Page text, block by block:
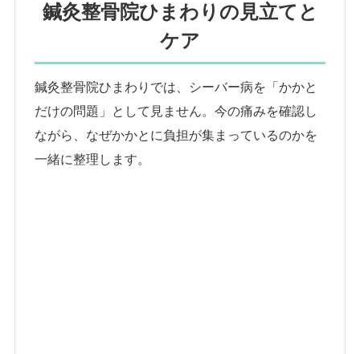
鍼灸整骨院ひまわりの見立てと
ケア
鍼灸整骨院ひまわりでは、シーバー病を「かかと
だけの問題」として見ません。今の痛みを確認し
ながら、なぜかかとに負担が集まっているのかを
一緒に整理します。